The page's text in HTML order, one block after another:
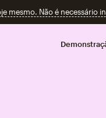
mesmo. Não é necessário